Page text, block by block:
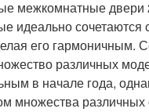
межкомнатные двери
идеально сочетаются
его гармоничным.
различных
в начале года,
множества